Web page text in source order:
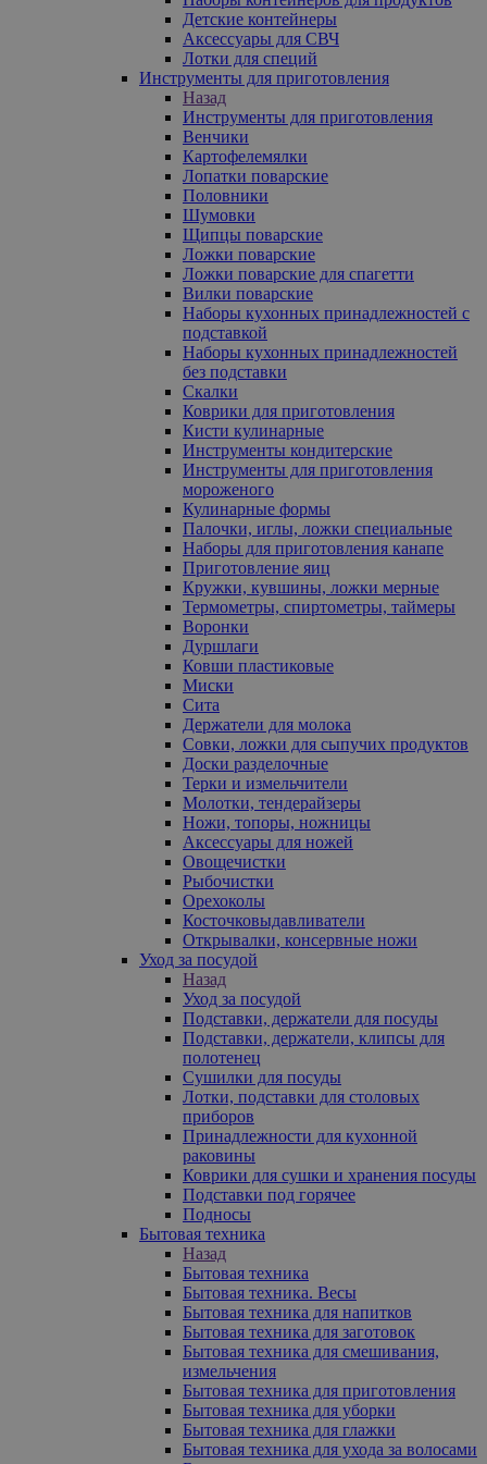
Детские контейнеры
Аксессуары для СВЧ
Лотки для специй
Инструменты для приготовления
Назад
Инструменты для приготовления
Венчики
Картофелемялки
Лопатки поварские
Половники
Шумовки
Щипцы поварские
Ложки поварские
Ложки поварские для спагетти
Вилки поварские
Наборы кухонных принадлежностей с
подставкой
Наборы кухонных принадлежностей
без подставки
Скалки
Коврики для приготовления
Кисти кулинарные
Инструменты кондитерские
Инструменты для приготовления
мороженого
Кулинарные формы
Палочки, иглы, ложки специальные
Наборы для приготовления канапе
Приготовление яиц
Кружки, кувшины, ложки мерные
Термометры, спиртометры, таймеры
Воронки
Дуршлаги
Ковши пластиковые
Миски
Сита
Держатели для молока
Совки, ложки для сыпучих продуктов
Доски разделочные
Терки и измельчители
Молотки, тендерайзеры
Ножи, топоры, ножницы
Аксессуары для ножей
Овощечистки
Рыбочистки
Орехоколы
Косточковыдавливатели
Открывалки, консервные ножи
Уход за посудой
Назад
Уход за посудой
Подставки, держатели для посуды
Подставки, держатели, клипсы для
полотенец
Сушилки для посуды
Лотки, подставки для столовых
приборов
Принадлежности для кухонной
раковины
Коврики для сушки и хранения посуды
Подставки под горячее
Подносы
Бытовая техника
Назад
Бытовая техника
Бытовая техника. Весы
Бытовая техника для напитков
Бытовая техника для заготовок
Бытовая техника для смешивания,
измельчения
Бытовая техника для приготовления
Бытовая техника для уборки
Бытовая техника для глажки
Бытовая техника для ухода за волосами